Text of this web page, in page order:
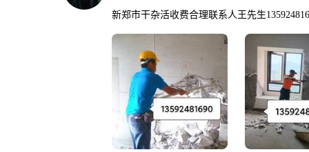
新郑市干杂活收费合理联系人王先生